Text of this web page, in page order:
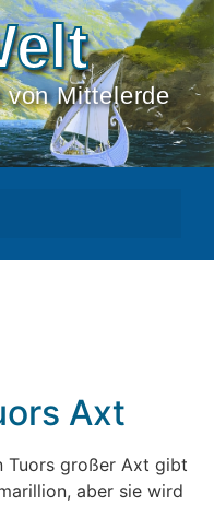
von Mittelerde
Axt
Tuors großer Axt gibt
aber sie wird